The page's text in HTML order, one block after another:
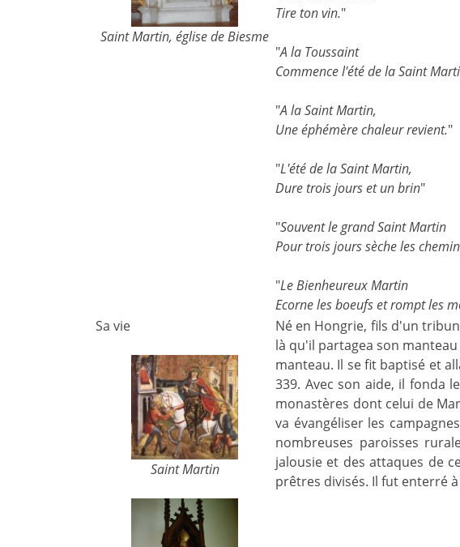
Saint Martin, église de Biesme
Tire ton vin."
"A la Toussaint
Commence l'été de la Saint
"A la Saint Martin,
Une éphémère chaleur revient."
"L'été de la Saint Martin,
Dure trois jours et un brin"
"Souvent le grand Saint Martin
Pour trois jours sèche les
"Le Bienheureux Martin
Ecorne les boeufs et rompt les
Sa vie
Saint Martin
Né en Hongrie, fils d'un
là qu'il partagea son
manteau. Il se fit baptisé et
339. Avec son aide, il fonda
monastères dont celui de
va évangéliser les
nombreuses paroisses
jalousie et des attaques de
prêtres divisés. Il fut enterré